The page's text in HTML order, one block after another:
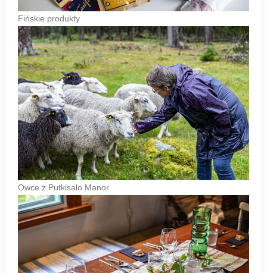
Fińskie produkty
Owce z Putkisalo Manor